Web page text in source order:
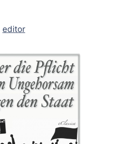
editor